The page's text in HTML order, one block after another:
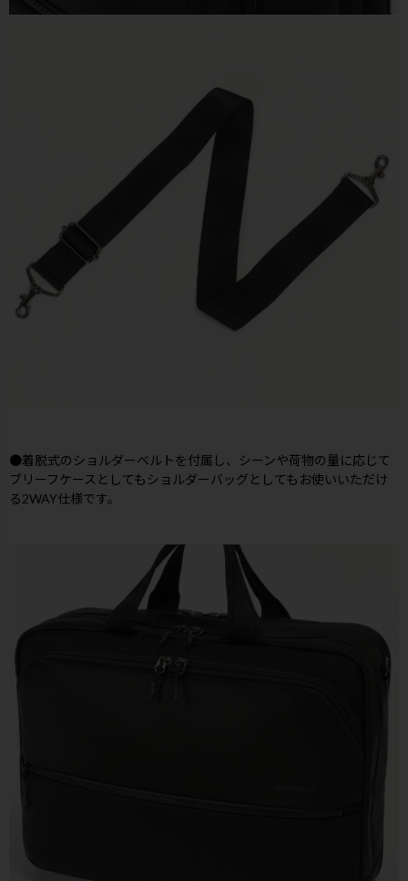
●着脱式のショルダーベルトを付属し、シーンや荷物の量に応じて
ブリーフケースとしてもショルダーバッグとしてもお使いいただけ
る2WAY仕様です。